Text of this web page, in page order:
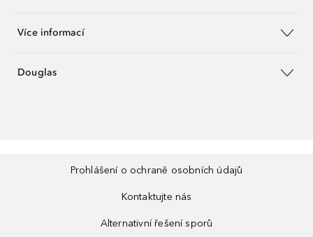
Více informací
Douglas
Prohlášení o ochraně osobních údajů
Kontaktujte nás
Alternativní řešení sporů